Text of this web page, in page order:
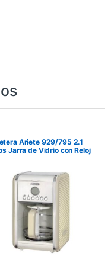
Ariete 929/795 2.1
Jarra de Vidrio con Reloj